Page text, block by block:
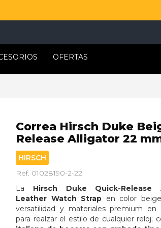
OFERTAS
Correa Hirsch Duke
Release Alligator 22
HIRSCH
Ref. 01028190-2-22
La Hirsch Duke Quick-Release
Leather Watch Strap en color
versatilidad y materiales premium en
para realzar el estilo de cualquier reloj;